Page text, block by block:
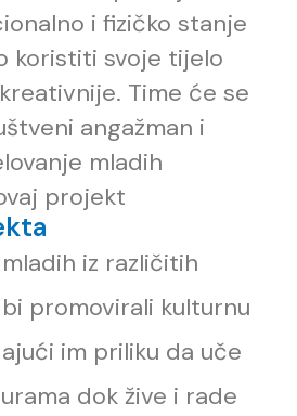
i fizičko stanje
koristiti svoje tijelo
Time će se
angažman i
mladih
projekt
iz različitih
promovirali kulturnu
im priliku da uče
dok žive i rade